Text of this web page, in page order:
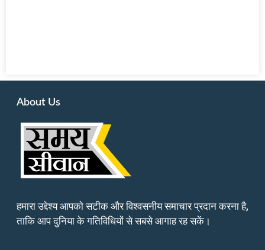
About Us
हमारा उद्देश्य आपको सटीक और विश्वसनीय समाचार प्रदान करना है,
ताकि आप दुनिया के गतिविधियों से सबसे आगाह रह सकें।